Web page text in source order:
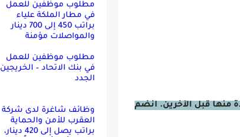
منها قبل الآخرين. انضم
مطلوب موظفين للعمل
في مطار الملكة علياء
براتب 450 إلى 700 دينار
والمواصلات مؤمنة
مطلوب موظفين للعمل
في بنك الاتحاد – الخريجين
الجدد
وظائف شاغرة لدى شركة
العقرب للأمن والحماية
براتب يصل إلى 420 دينار،